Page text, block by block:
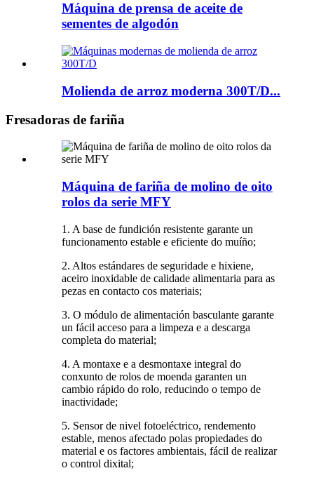
Máquina de prensa de aceite de
sementes de algodón
Molienda de arroz moderna 300T/D...
Fresadoras de fariña
Máquina de fariña de molino de oito
rolos da serie MFY
1. A base de fundición resistente garante un
funcionamento estable e eficiente do muíño;
2. Altos estándares de seguridade e hixiene,
aceiro inoxidable de calidade alimentaria para as
pezas en contacto cos materiais;
3. O módulo de alimentación basculante garante
un fácil acceso para a limpeza e a descarga
completa do material;
4. A montaxe e a desmontaxe integral do
conxunto de rolos de moenda garanten un
cambio rápido do rolo, reducindo o tempo de
inactividade;
5. Sensor de nivel fotoeléctrico, rendemento
estable, menos afectado polas propiedades do
material e os factores ambientais, fácil de realizar
o control dixital;